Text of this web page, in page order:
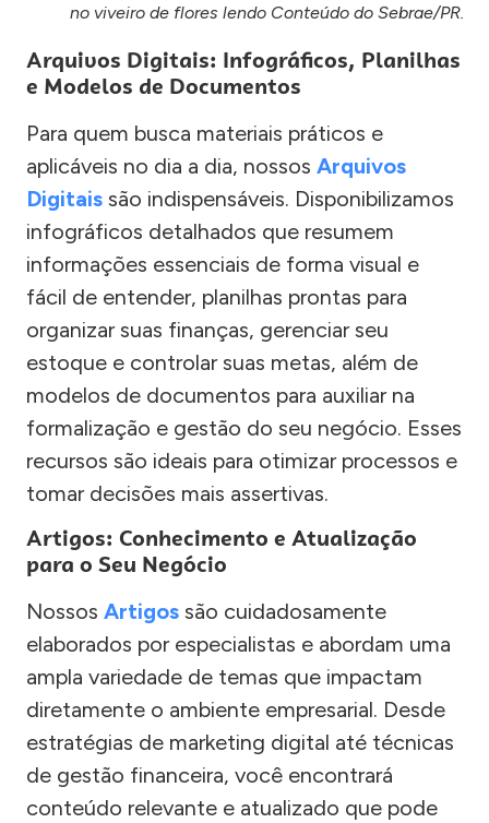
no viveiro de flores lendo Conteúdo do Sebrae/PR.
Arquivos Digitais: Infográficos, Planilhas
e Modelos de Documentos
Para quem busca materiais práticos e
aplicáveis no dia a dia, nossos Arquivos
Digitais são indispensáveis. Disponibilizamos
infográficos detalhados que resumem
informações essenciais de forma visual e
fácil de entender, planilhas prontas para
organizar suas finanças, gerenciar seu
estoque e controlar suas metas, além de
modelos de documentos para auxiliar na
formalização e gestão do seu negócio. Esses
recursos são ideais para otimizar processos e
tomar decisões mais assertivas.
Artigos: Conhecimento e Atualização
para o Seu Negócio
Nossos Artigos são cuidadosamente
elaborados por especialistas e abordam uma
ampla variedade de temas que impactam
diretamente o ambiente empresarial. Desde
estratégias de marketing digital até técnicas
de gestão financeira, você encontrará
conteúdo relevante e atualizado que pode